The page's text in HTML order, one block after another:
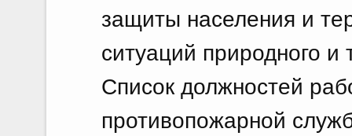
защиты населения и
ситуаций природного и
Список должностей
противопожарной